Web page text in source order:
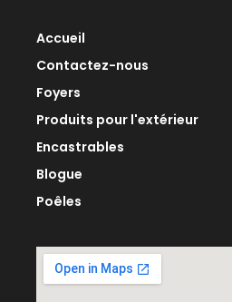
Accueil
Contactez-nous
Foyers
Produits pour l'extérieur
Encastrables
Blogue
Poêles